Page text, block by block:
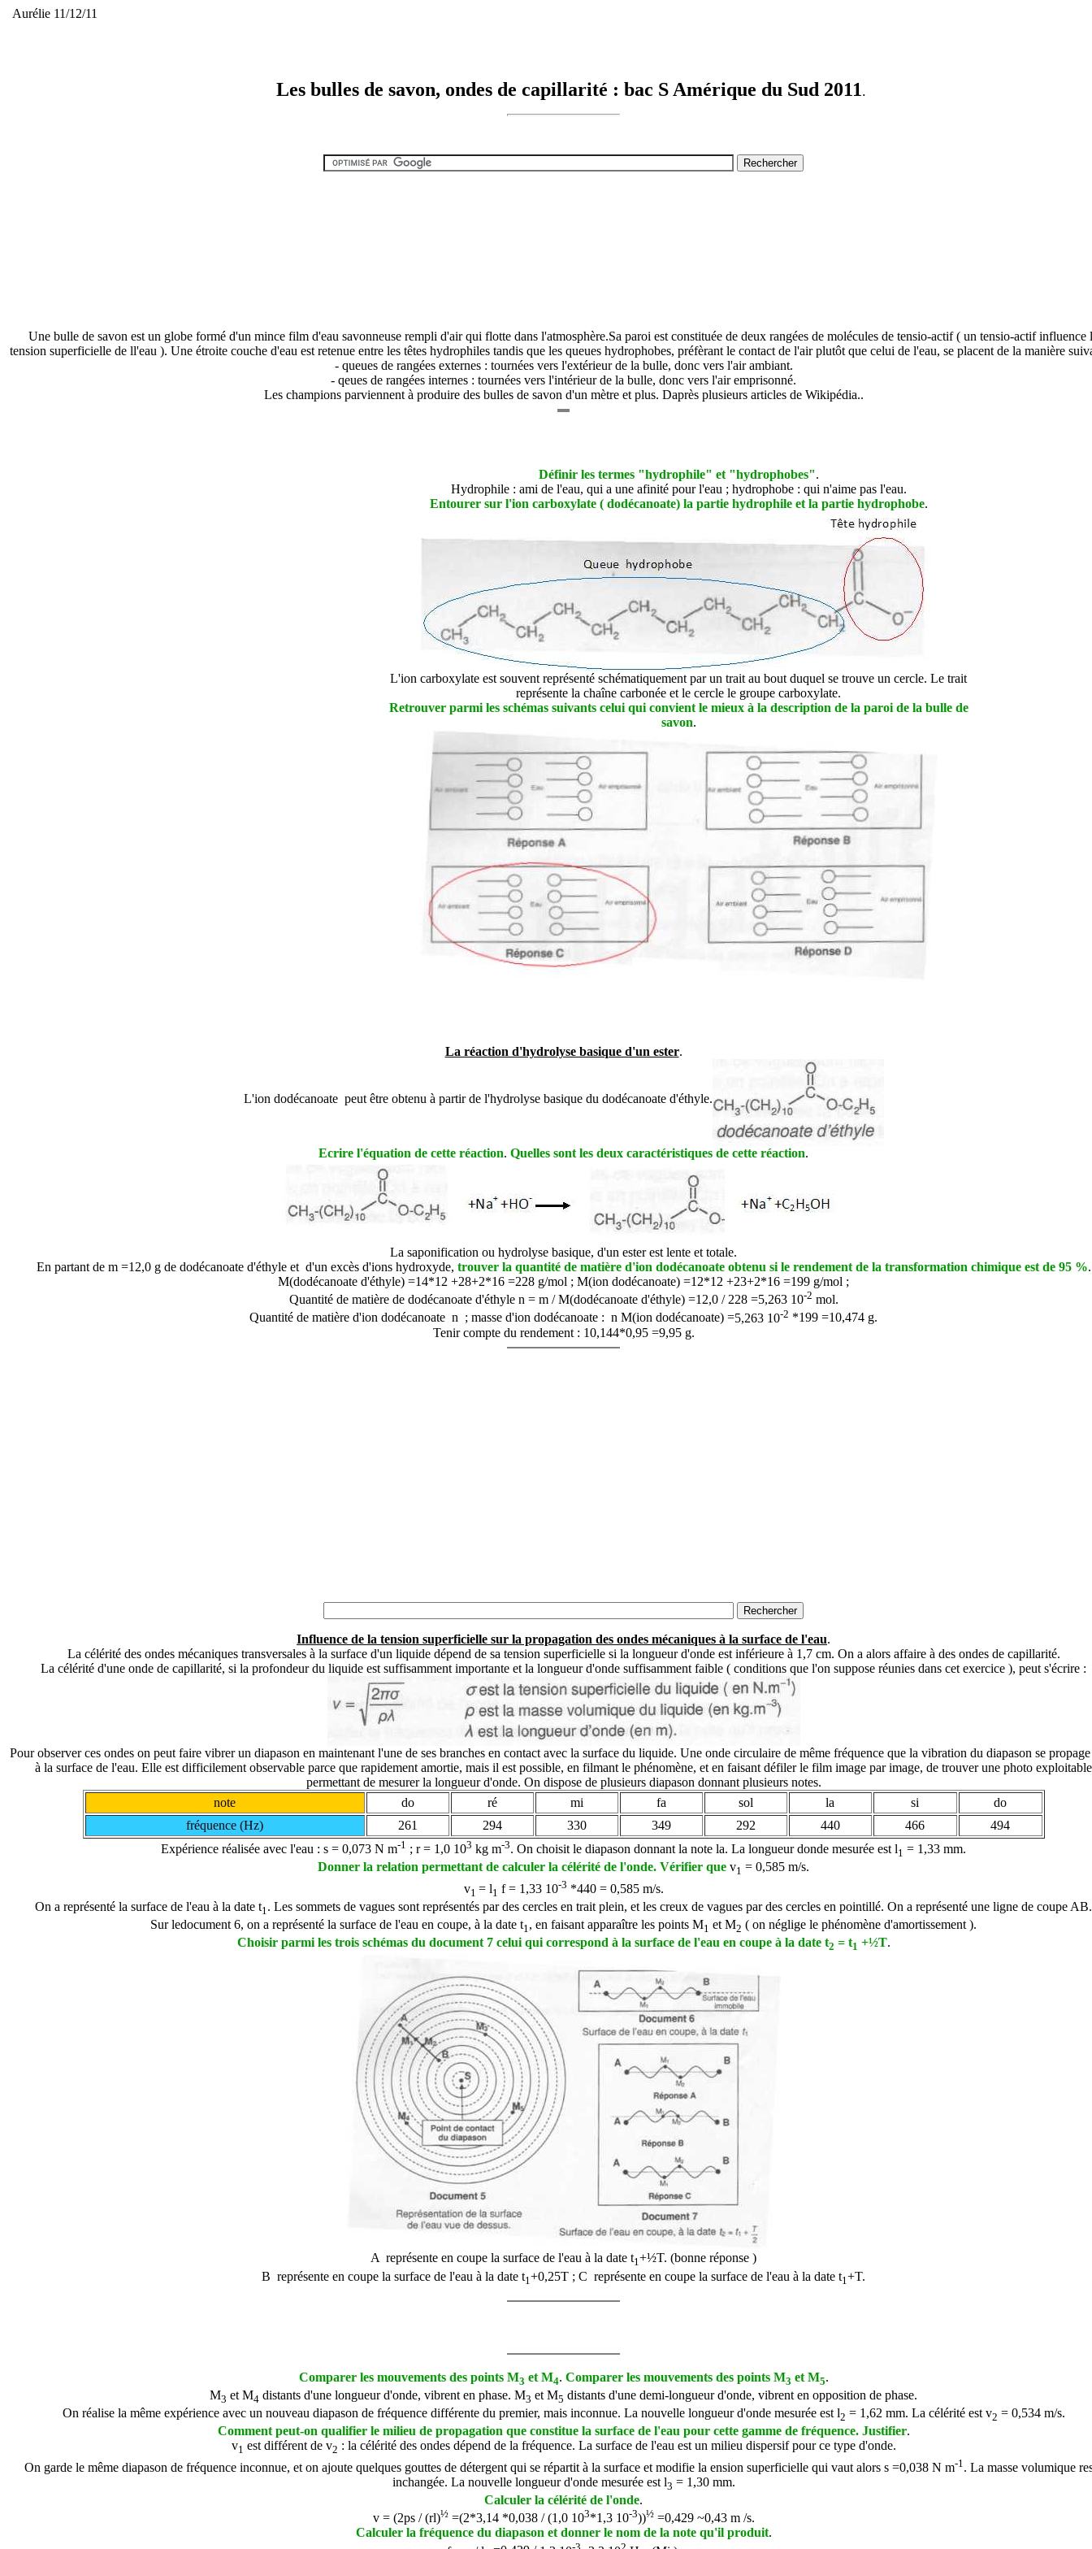
Aurélie 11/12/11
Les bulles de savon, ondes de capillarité : bac S Amérique du Sud 2011.
Une bulle de savon est un globe formé d'un mince film d'eau savonneuse rempli d'air qui flotte dans l'atmosphère.Sa paroi est constituée de deux rangées de molécules de tensio-actif ( un tensio-actif influence
tension superficielle de ll'eau ). Une étroite couche d'eau est retenue entre les têtes hydrophiles tandis que les queues hydrophobes, préfèrant le contact de l'air plutôt que celui de l'eau, se placent de la manière
- queues de rangées externes : tournées vers l'extérieur de la bulle, donc vers l'air ambiant.
- qeues de rangées internes : tournées vers l'intérieur de la bulle, donc vers l'air emprisonné.
Les champions parviennent à produire des bulles de savon d'un mètre et plus. Daprès plusieurs articles de Wikipédia..
Définir les termes "hydrophile" et "hydrophobes".
Hydrophile : ami de l'eau, qui a une afinité pour l'eau ; hydrophobe : qui n'aime pas l'eau.
Entourer sur l'ion carboxylate ( dodécanoate) la partie hydrophile et la partie hydrophobe.
L'ion carboxylate est souvent représenté schématiquement par un trait au bout duquel se trouve un cercle. Le trait
représente la chaîne carbonée et le cercle le groupe carboxylate.
Retrouver parmi les schémas suivants celui qui convient le mieux à la description de la paroi de la bulle de
savon.
La réaction d'hydrolyse basique d'un ester.
L'ion dodécanoate peut être obtenu à partir de l'hydrolyse basique du dodécanoate d'éthyle.
Ecrire l'équation de cette réaction. Quelles sont les deux caractéristiques de cette réaction.
La saponification ou hydrolyse basique, d'un ester est lente et totale.
En partant de m =12,0 g de dodécanoate d'éthyle et d'un excès d'ions hydroxyde, trouver la quantité de matière d'ion dodécanoate obtenu si le rendement de la transformation chimique est de 95 %.
M(dodécanoate d'éthyle) =14*12 +28+2*16 =228 g/mol ; M(ion dodécanoate) =12*12 +23+2*16 =199 g/mol ;
Quantité de matière de dodécanoate d'éthyle n = m /M(dodécanoate d'éthyle) =12,0 / 228 =5,263 10-2 mol.
Quantité de matière d'ion dodécanoate n ; masse d'ion dodécanoate : n M(ion dodécanoate) =5,263 10-2 *199 =10,474 g.
Tenir compte du rendement : 10,144*0,95 =9,95 g.
Influence de la tension superficielle sur la propagation des ondes mécaniques à la surface de l'eau.
La célérité des ondes mécaniques transversales à la surface d'un liquide dépend de sa tension superficielle si la longueur d'onde est inférieure à 1,7 cm. On a alors affaire à des ondes de capillarité.
La célérité d'une onde de capillarité, si la profondeur du liquide est suffisamment importante et la longueur d'onde suffisamment faible ( conditions que l'on suppose réunies dans cet exercice ), peut s'écrire :
Pour observer ces ondes on peut faire vibrer un diapason en maintenant l'une de ses branches en contact avec la surface du liquide. Une onde circulaire de même fréquence que la vibration du diapason se
à la surface de l'eau. Elle est difficilement observable parce que rapidement amortie, mais il est possible, en filmant le phénomène, et en faisant défiler le film image par image, de trouver une photo exploitable
permettant de mesurer la longueur d'onde. On dispose de plusieurs diapason donnant plusieurs notes.
note
do ré mi fa sol la si
do
fréquence (Hz)
261 294 330 349 292 440 466
494
Expérience réalisée avec l'eau : s = 0,073 N m-1 ; r= 1,0 103 kg m-3. On choisit le diapason donnant la note la. La longueur donde mesurée est l1 = 1,33 mm.
Donner la relation permettant de calculer la célérité de l'onde. Vérifier que v1 = 0,585 m/s.
v1 = l1 f = 1,33 10-3 *440 = 0,585 m/s.
On a représenté la surface de l'eau à la date t1. Les sommets de vagues sont représentés par des cercles en trait plein, et les creux de vagues par des cercles en pointillé. On a représenté une ligne de coupe AB.
Sur ledocument 6, on a représenté la surface de l'eau en coupe, à la date t1, en faisant apparaître les points M1 et M2 ( on néglige le phénomène d'amortissement ).
Choisir parmi les trois schémas du document 7 celui qui correspond à la surface de l'eau en coupe à la date t2 = t1 +½T.
A représente en coupe la surface de l'eau à la date t1+½T. (bonne réponse )
B représente en coupe la surface de l'eau à la date t1 +0,25T ; C représente en coupe la surface de l'eau à la date t1 +T.
Comparer les mouvements des points M3 et M4. Comparer les mouvements des points M3 et M5.
M3 et M4 distants d'une longueur d'onde, vibrent en phase. M3 et M5 distants d'une demi-longueur d'onde, vibrent en opposition de phase.
On réalise la même expérience avec un nouveau diapason de fréquence différente du premier, mais inconnue. La nouvelle longueur d'onde mesurée est l2 = 1,62 mm. La célérité est v2 = 0,534 m/s.
Comment peut-on qualifier le milieu de propagation que constitue la surface de l'eau pour cette gamme de fréquence. Justifier.
v1 est différent de v2 : la célérité des ondes dépend de la fréquence. La surface de l'eau est un milieu dispersif pour ce type d'onde.
On garde le même diapason de fréquence inconnue, et on ajoute quelques gouttes de détergent qui se répartit à la surface et modifie la ension superficielle qui vaut alors s =0,038 N m-1 . La masse volumique
inchangée. La nouvelle longueur d'onde mesurée est l3 = 1,30 mm.
Calculer la célérité de l'onde.
v = (2ps/ (rl)½=(2*3,14 *0,038 / (1,0 103*1,3 10-3))½=0,429 ~0,43 m /s.
Calculer la fréquence du diapason et donner le nom de la note qu'il produit.
-3 2